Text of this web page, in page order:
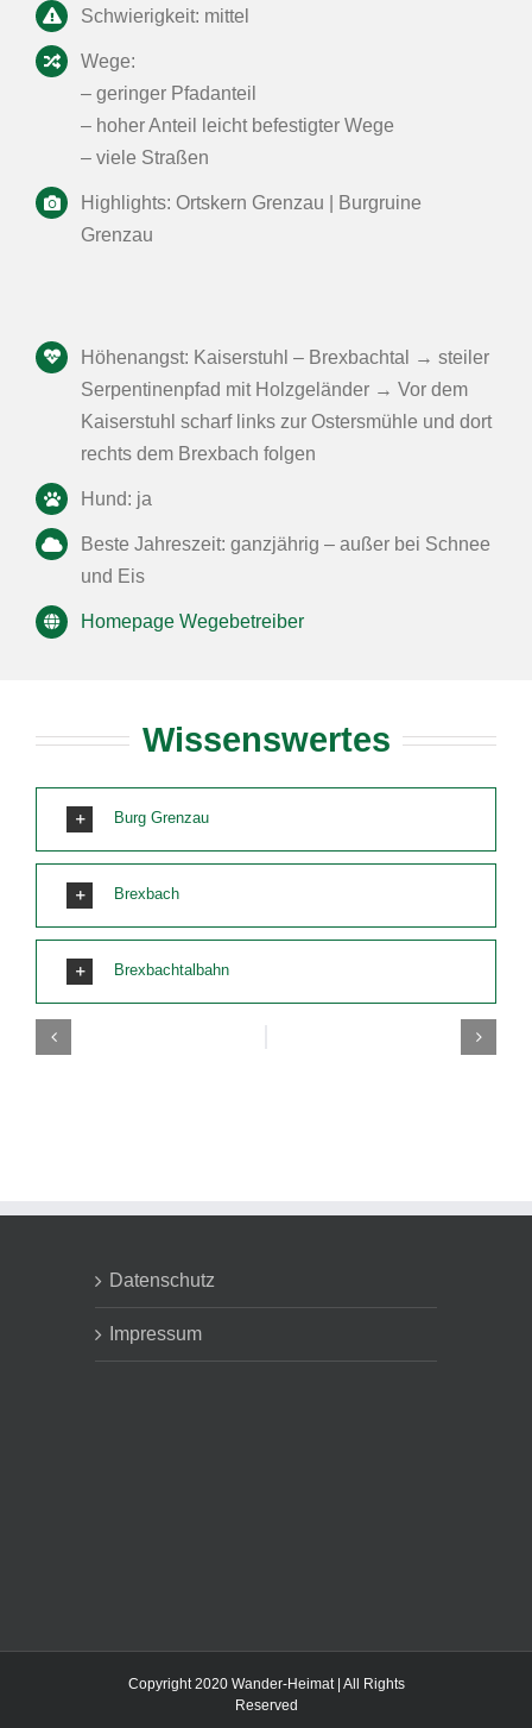
Schwierigkeit: mittel
Wege:
– geringer Pfadanteil
– hoher Anteil leicht befestigter Wege
– viele Straßen
Highlights: Ortskern Grenzau | Burgruine
Grenzau
Höhenangst: Kaiserstuhl – Brexbachtal → steiler
Serpentinenpfad mit Holzgeländer → Vor dem
Kaiserstuhl scharf links zur Ostersmühle und dort
rechts dem Brexbach folgen
Hund: ja
Beste Jahreszeit: ganzjährig – außer bei Schnee
und Eis
Homepage Wegebetreiber
Wissenswertes
Burg Grenzau
Brexbach
Brexbachtalbahn
Datenschutz
Impressum
Copyright 2020 Wander-Heimat | All Rights
Reserved